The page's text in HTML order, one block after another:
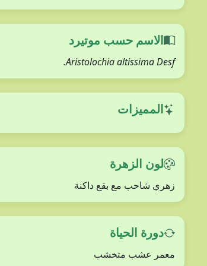
الاسم حسب موتيرد
Aristolochia altissima Desf.
المميزات
لون الزهرة
زهري شاحب مع بقع داكنة
دورة الحياة
معمر عشب متخشب